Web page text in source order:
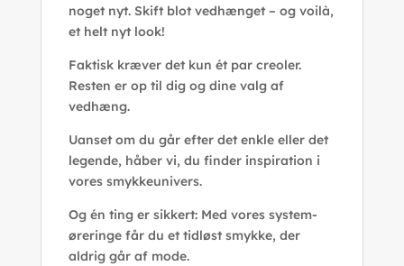
noget nyt. Skift blot vedhænget – og voilà,
et helt nyt look!
Faktisk kræver det kun ét par creoler.
Resten er op til dig og dine valg af
vedhæng.
Uanset om du går efter det enkle eller det
legende, håber vi, du finder inspiration i
vores smykkeunivers.
Og én ting er sikkert: Med vores system-
øreringe får du et tidløst smykke, der
aldrig går af mode.